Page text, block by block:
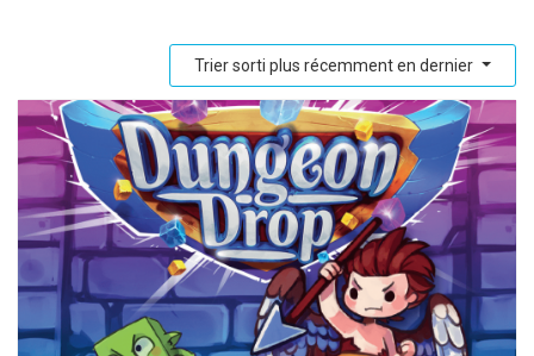
Trier sorti plus récemment en dernier